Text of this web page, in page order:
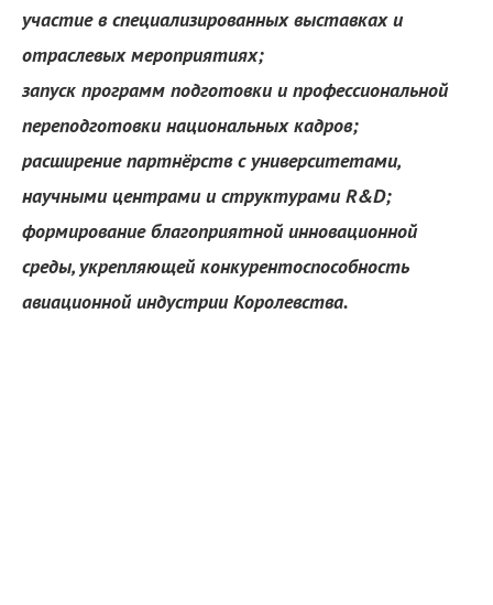
участие в специализированных выставках и
отраслевых мероприятиях;
запуск программ подготовки и профессиональной
переподготовки национальных кадров;
расширение партнёрств с университетами,
научными центрами и структурами R&D;
формирование благоприятной инновационной
среды, укрепляющей конкурентоспособность
авиационной индустрии Королевства.